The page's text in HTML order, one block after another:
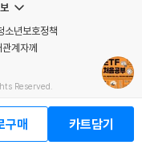
구매 카트담기
소년보호정책
계자께
Reserved.